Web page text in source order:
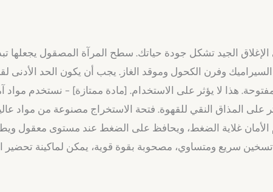
الجيد تشكل جودة حياتك. سطح المرآة المصقول يجعلها
هذا لا يؤثر على الاستخدام. [مادة ممتازة] – نستخدم مواد
المذاق النقي للقهوة. فتحة الاستخراج مصنوعة من مواد
الأمان غلاية الضغط، ويحافظ على الضغط عند مستوى معقول